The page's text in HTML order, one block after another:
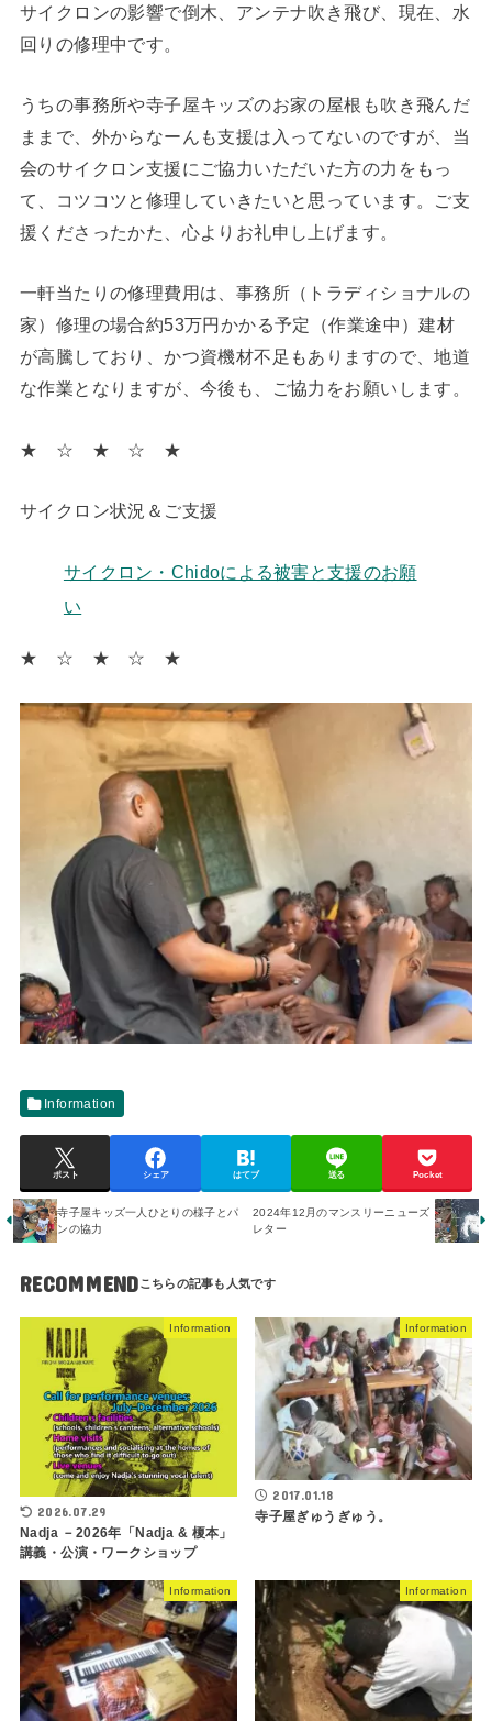
サイクロンの影響で倒木、アンテナ吹き飛び、現在、水
回りの修理中です。
うちの事務所や寺子屋キッズのお家の屋根も吹き飛んだ
ままで、外からなーんも支援は入ってないのですが、当
会のサイクロン支援にご協力いただいた方の力をもっ
て、コツコツと修理していきたいと思っています。ご支
援くださったかた、心よりお礼申し上げます。
一軒当たりの修理費用は、事務所（トラディショナルの
家）修理の場合約53万円かかる予定（作業途中）建材
が高騰しており、かつ資機材不足もありますので、地道
な作業となりますが、今後も、ご協力をお願いします。
★ ☆ ★ ☆ ★
サイクロン状況＆ご支援
サイクロン・Chidoによる被害と支援のお願
い
★ ☆ ★ ☆ ★
Information
ポスト シェア はてブ 送る Pocket
寺子屋キッズ一人ひとりの様子とパ
ンの協力
2024年12月のマンスリーニューズ
レター
RECOMMEND
Information
2026.07.29
Nadja －2026年「Nadja & 榎本」
講義・公演・ワークショップ
Information
2017.01.18
寺子屋ぎゅうぎゅう。
Information Information